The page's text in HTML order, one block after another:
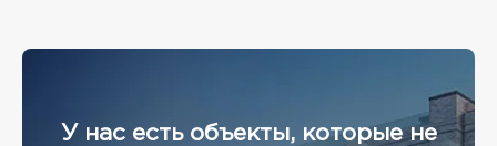
У нас есть объекты, которые не